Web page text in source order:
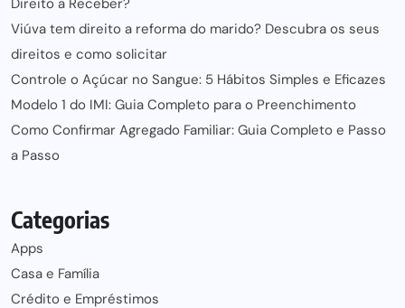
Direito a Receber?
Viúva tem direito a reforma do marido? Descubra os seus
direitos e como solicitar
Controle o Açúcar no Sangue: 5 Hábitos Simples e Eficazes
Modelo 1 do IMI: Guia Completo para o Preenchimento
Como Confirmar Agregado Familiar: Guia Completo e Passo
a Passo
Categorias
Apps
Casa e Família
Crédito e Empréstimos